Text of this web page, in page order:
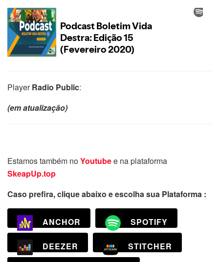
PlayerRadio Public:
(em atualização)
Estamos também noYoutubee na plataforma
SkeapUp.top
Caso prefira, clique abaixo e escolha sua Plataforma :
ANCHOR SPOTIFY
DEEZER STITCHER